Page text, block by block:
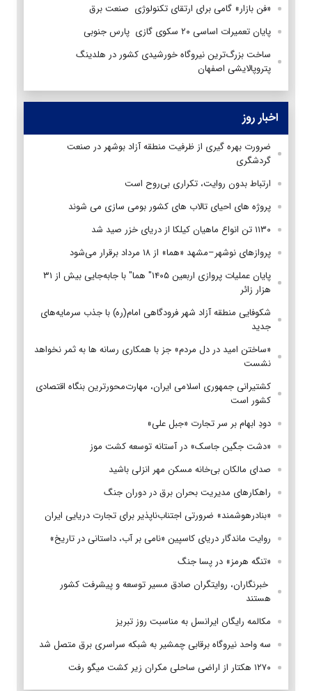
«فن بازار» گامی برای ارتقای تکنولوژی صنعت برق
پایان تعمیرات اساسی ۲۰ سکوی گازی پارس جنوبی
ساخت بزرگ‌ترین نیروگاه خورشیدی کشور در هلدینگ
پتروپالایشی اصفهان
اخبار روز
ضرورت بهره گیری از ظرفیت منطقه آزاد بوشهر در صنعت
گردشگری
ارتباط بدون روایت، تکراری بی‌روح است
پروژه های احیای تالاب های کشور بومی سازی می شوند
۱۱۳۰ تن انواع ماهیان کیلکا از دریای خزر صید شد
پروازهای نوشهر–مشهد «هما» از ۱۸ مرداد برقرار می‌شود
پایان عملیات پروازی اربعین ۱۴۰۵" هما" با جابه‌جایی بیش از ۳۱
هزار زائر
شکوفایی منطقه آزاد شهر فرودگاهی امام(ره) با جذب سرمایه‌های
جدید
«ساختن امید در دل مردم» جز با همکاری رسانه ها به ثمر نخواهد
نشست
کشتیرانی جمهوری اسلامی ایران، مهارت‌محورترین بنگاه اقتصادی
کشور است
دودِ ابهام بر سر تجارت «جبل علی»
«دشت جگین جاسک» در آستانه توسعه کشت موز
صدای مالکان بی‌خانه مسکن مهر انزلی باشید
راهکارهای مدیریت بحران برق در دوران جنگ
«بنادرهوشمند» ضرورتی اجتناب‌ناپذیر برای تجارت دریایی ایران
روایت ماندگار دریای کاسپین «نامی بر آب، داستانی در تاریخ»
«تنگه هرمز» در پسا جنگ
‌ خبرنگاران، روایتگران صادق مسیر توسعه و پیشرفت کشور
هستند
مکالمه رایگان ایرانسل به مناسبت روز تبریز
سه واحد نیروگاه برقابی چمشیر به شبکه سراسری برق متصل شد
۱۲۷۰ هکتار از اراضی ساحلی مکران زیر کشت میگو رفت